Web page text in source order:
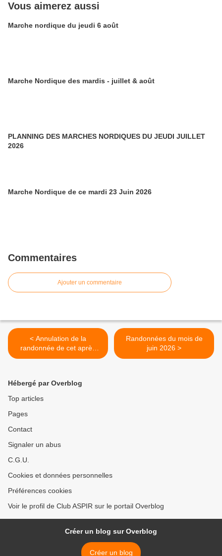
Vous aimerez aussi
Marche nordique du jeudi 6 août
Marche Nordique des mardis - juillet & août
PLANNING DES MARCHES NORDIQUES DU JEUDI JUILLET
2026
Marche Nordique de ce mardi 23 Juin 2026
Commentaires
Ajouter un commentaire
< Annulation de la
randonnée de cet après
midi
Randonnées du mois de
juin 2026 >
Hébergé par Overblog
Top articles
Pages
Contact
Signaler un abus
C.G.U.
Cookies et données personnelles
Préférences cookies
Voir le profil de Club ASPIR sur le portail Overblog
Créer un blog sur Overblog
Créer un blog